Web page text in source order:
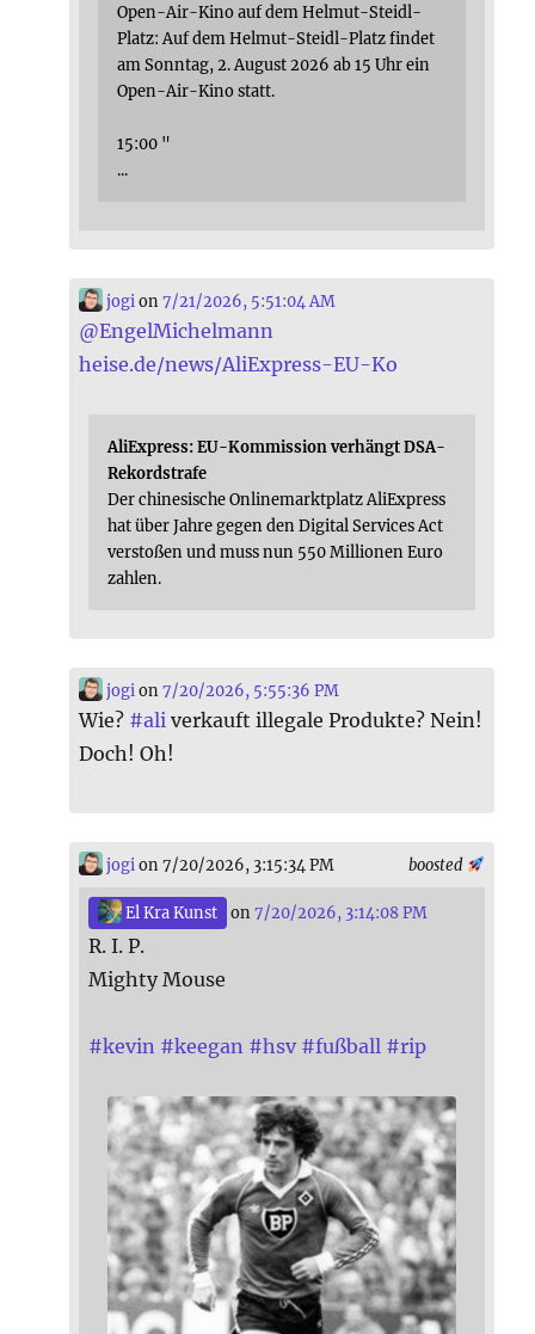
Open-Air-Kino auf dem Helmut-Steidl-
Platz: Auf dem Helmut-Steidl-Platz findet
am Sonntag, 2. August 2026 ab 15 Uhr ein
Open-Air-Kino statt.
15:00 "
...
jogi on7/21/2026, 5:51:04 AM
@EngelMichelmann
heise.de/news/AliExpress-EU-Ko
AliExpress: EU-Kommission verhängt DSA-
Rekordstrafe
Der chinesische Onlinemarktplatz AliExpress
hat über Jahre gegen den Digital Services Act
verstoßen und muss nun 550 Millionen Euro
zahlen.
jogi on7/20/2026, 5:55:36 PM
Wie? #ali verkauft illegale Produkte? Nein!
Doch! Oh!
boosted
jogi on 7/20/2026, 3:15:34 PM
El Kra Kunst on7/20/2026, 3:14:08 PM
R. I. P.
Mighty Mouse
#kevin #keegan #hsv #fußball #rip